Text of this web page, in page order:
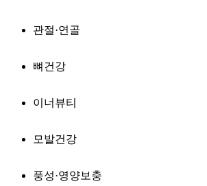
관절·연골
뼈건강
이너뷰티
모발건강
풍성·영양보충